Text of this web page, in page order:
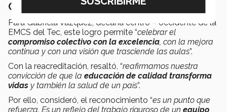
Compromiso con la excelencia
Para Gabriela Vázquez, decana centro – occidente de la
EMCS del Tec, este logro permite “celebrar el
compromiso colectivo con la excelencia, con la mejora
continua y con una visión que trasciende las aulas”.
Con la reacreditación, resaltó, “reafirmamos nuestra
convicción de que la educación de calidad transforma
vidas y también la salud de un país”.
Por ello, consideró, el reconocimiento “es un punto que
refuerza. Es un reflejo del trabajo riguroso de un equipo